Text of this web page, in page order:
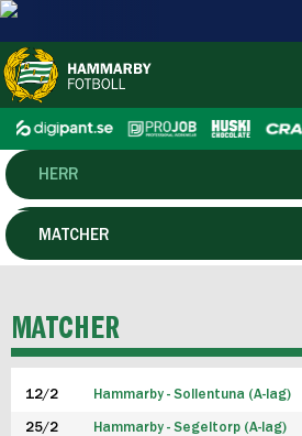
HERR
DAM
P19
F19
MATCHER
MATCHER
12/2 Hammarby - Sollentuna (A-lag)
25/2 Hammarby - Segeltorp (A-lag)